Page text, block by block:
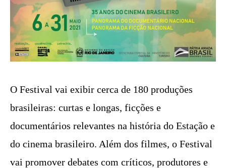
O Festival vai exibir cerca de 180 produções
brasileiras: curtas e longas, ficções e
documentários relevantes na história do Estação e
do cinema brasileiro. Além dos filmes, o Festival
vai promover debates com críticos, produtores e